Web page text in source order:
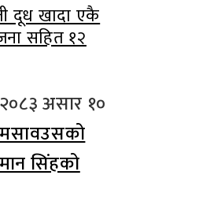
दूध खादा एकै
सहित १२
२०८३ असार १०